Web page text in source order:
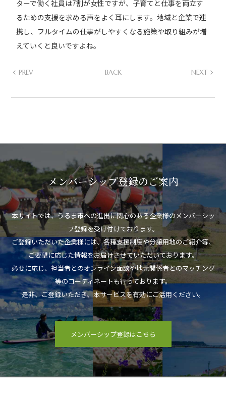
ターで働く社員は7割が女性ですが、子育てと仕事を両立す
るための支援を求める声をよく耳にします。地域と企業で連
携し、フルタイムの仕事がしやすくなる施策や取り組みが増
えていくと良いですよね。
PREV NEXT
BACK
メンバーシップ登録のご案内
本サイトでは、うるま市への進出に関心のある企業様のメンバーシッ
プ登録を受け付けております。
ご登録いただいた企業様には、各種支援制度や分譲用地のご紹介等、
ご要望に応じた情報をお届けさせていただいております。
必要に応じ、担当者とのオンライン面談や地元関係者とのマッチング
等のコーディネートも行っております。
是非、ご登録いただき、本サービスを有効にご活用ください。
メンバーシップ登録はこちら